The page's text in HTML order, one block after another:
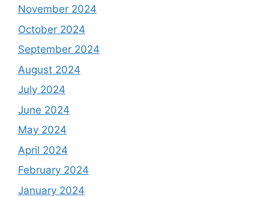
November 2024
October 2024
September 2024
August 2024
July 2024
June 2024
May 2024
April 2024
February 2024
January 2024